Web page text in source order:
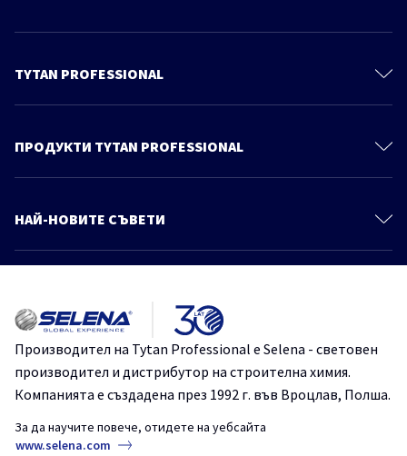
TYTAN PROFESSIONAL
Контакти
Знания и съвети
ПРОДУКТИ TYTAN PROFESSIONAL
Полиуретанови Лепила
Хидроизолации
Химически Анкери
Системи за Топлоизолация
Покривни Фолиа
НАЙ-НОВИТЕ СЪВЕТИ
Още статии
използване на монтажна пяна през късната есен и зимата
TYTANProfessional монтажнапяна
Как лесно и надеждно да монтираме декоративни панели на
стената?
СтроителниРешения
Производител на Tytan Professional е Selena - световен
производител и дистрибутор на строителна химия.
Компанията е създадена през 1992 г. във Вроцлав, Полша.
За да научите повече, отидете на уебсайта
www.selena.com